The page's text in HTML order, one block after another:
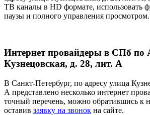
ТВ каналы в HD формате, использовать
паузы и полного управления просмотром.
Интернет провайдеры в СПб по
Кузнецовская, д. 28, лит. А
В Санкт-Петербург, по адресу улица
А представлено несколько интернет
точный перечень, можно обратившись к
оставив заявку на звонок на сайте.